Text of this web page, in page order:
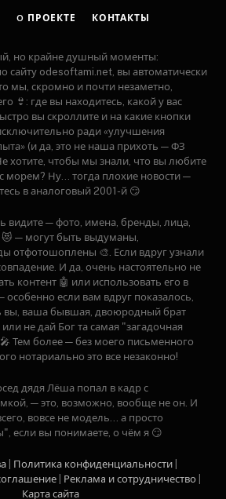
O ПРОЕКТЕ КОНТАКТЫ
но крайне душный моменты:
сайту odesoftami.net, вы автоматически
мы, скромно и почти незаметно,
👙: где вы находитесь, какой у вас
вы скроллите и на какие кнопки
ради «улучшения
(и да, это не наша прихоть — ФЗ
хотите, чтобы мы знали, что вы любите
с морем? Ну... тогда плохие новости —
в аналоговый 2001-й 😏
видите — фото, имена, бренды, лица,
— могут быть выдуманы,
отфотошоплены 🎨. Если вдруг узнали
И да, очень настоятельно не
контент 🤖 или использовать его в
если вам вдруг показалось,
вы, ваша бывшая, двоюродный брат
не дай Бог та самая "загадочная
Тем более — без моего письменного
нотариально это все незаконно!
дядя Лёша попал в кадр с
— это, возможно, вообще не он. И
вовсе не модель… а просто
если вы понимаете, о чём я 😏
| Политика конфиденциальности|
| Рекламa и сотрудничество
Карта сайта